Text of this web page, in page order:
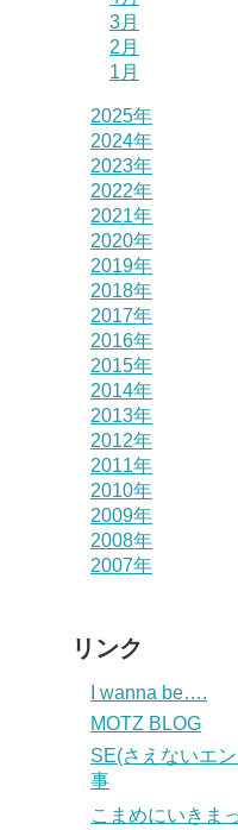
3月
2月
1月
2025年
2024年
2023年
2022年
2021年
2020年
2019年
2018年
2017年
2016年
2015年
2014年
2013年
2012年
2011年
2010年
2009年
2008年
2007年
リンク
I wanna be….
MOTZ BLOG
SE(さえないエ
事
こまめにいきま